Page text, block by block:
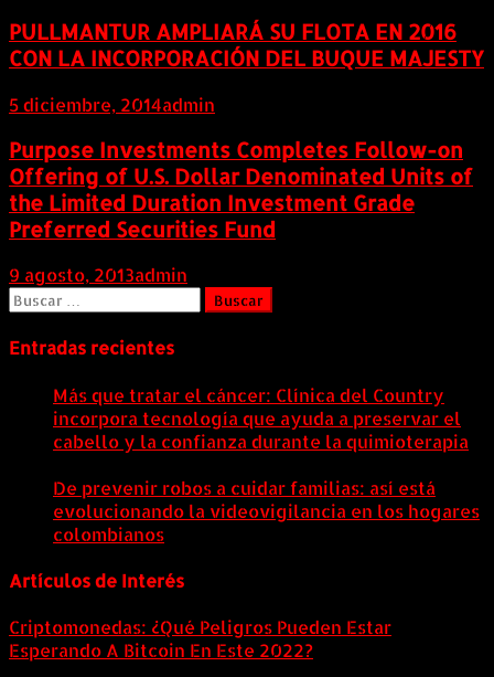
PULLMANTUR AMPLIARÁ SU FLOTA EN 2016
CON LA INCORPORACIÓN DEL BUQUE MAJESTY
5 diciembre, 2014admin
Purpose Investments Completes Follow-on
Offering of U.S. Dollar Denominated Units of
the Limited Duration Investment Grade
Preferred Securities Fund
9 agosto, 2013admin
Buscar:
Entradas recientes
Más que tratar el cáncer: Clínica del Country
incorpora tecnología que ayuda a preservar el
cabello y la confianza durante la quimioterapia
De prevenir robos a cuidar familias: así está
evolucionando la videovigilancia en los hogares
colombianos
Artículos de Interés
Criptomonedas: ¿Qué Peligros Pueden Estar
Esperando A Bitcoin En Este 2022?